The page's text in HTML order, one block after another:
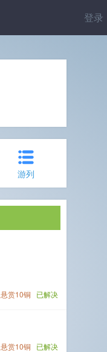
登录
游列
悬赏10铜 已解决
悬赏10铜 已解决